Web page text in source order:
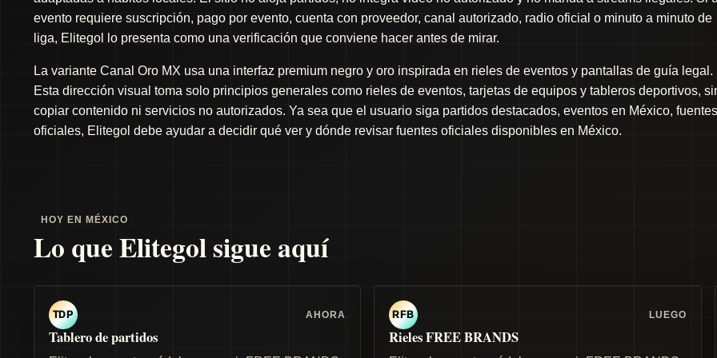
evento requiere suscripción, pago por evento, cuenta con proveedor, canal autorizado, radio oficial o minuto a minuto de
liga, Elitegol lo presenta como una verificación que conviene hacer antes de mirar.
La variante Canal Oro MX usa una interfaz premium negro y oro inspirada en rieles de eventos y pantallas de guía legal.
Esta dirección visual toma solo principios generales como rieles de eventos, tarjetas de equipos y tableros deportivos,
copiar contenido ni servicios no autorizados. Ya sea que el usuario siga partidos destacados, eventos en México, fuentes
oficiales, Elitegol debe ayudar a decidir qué ver y dónde revisar fuentes oficiales disponibles en México.
HOY EN MÉXICO
Lo que Elitegol sigue aquí
TDP AHORA
Tablero de partidos
RFB LUEGO
Rieles FREE BRANDS